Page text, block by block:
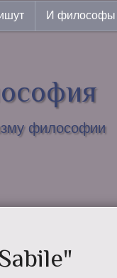
И философы
философии